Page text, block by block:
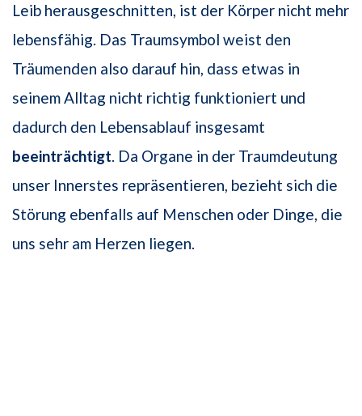
Leib herausgeschnitten, ist der Körper nicht mehr
lebensfähig. Das Traumsymbol weist den
Träumenden also darauf hin, dass etwas in
seinem Alltag nicht richtig funktioniert und
dadurch den Lebensablauf insgesamt
beeinträchtigt. Da Organe in der Traumdeutung
unser Innerstes repräsentieren, bezieht sich die
Störung ebenfalls auf Menschen oder Dinge, die
uns sehr am Herzen liegen.